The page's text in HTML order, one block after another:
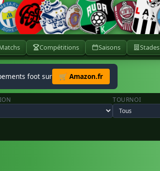
Compétitions Saisons Stades
foot sur 🛒 Amazon.fr
TOURNOI